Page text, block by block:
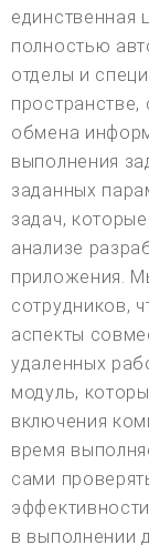
единственная
полностью
отделы и
пространстве,
обмена
выполнения
заданных
задач,
анализе
приложения.
сотрудников,
аспекты
удаленных
модуль,
включения
время
сами
в выполнении